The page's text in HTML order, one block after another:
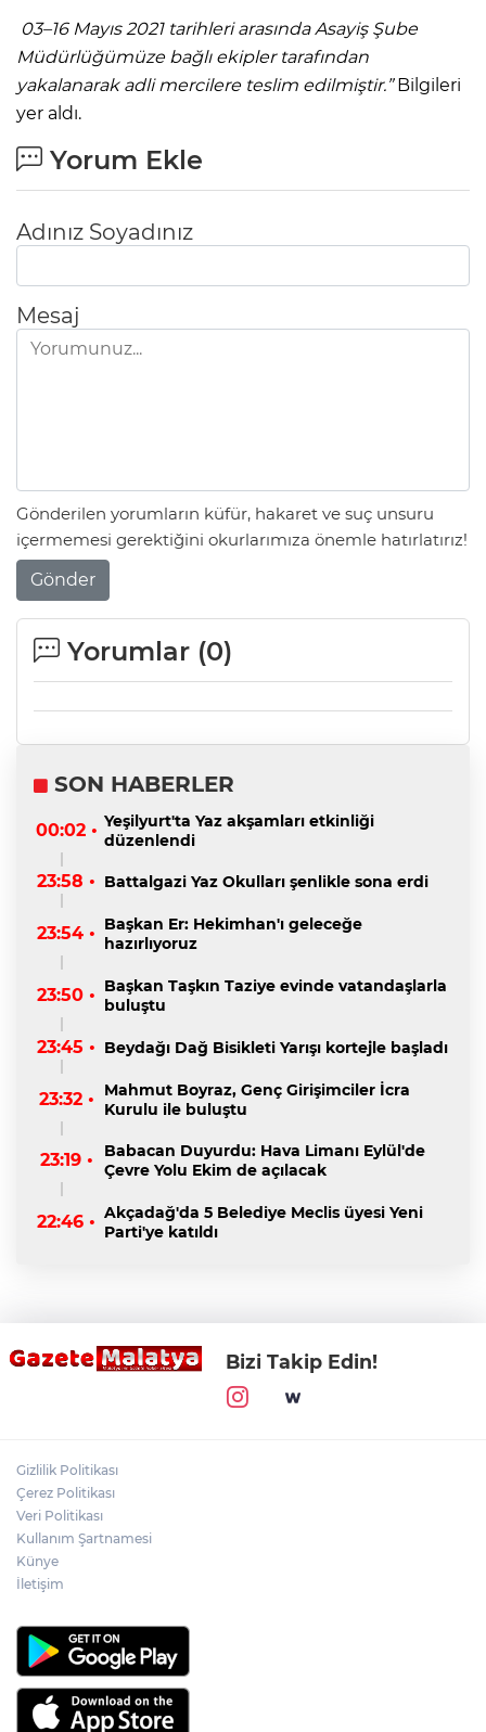
03–16 Mayıs 2021 tarihleri arasında Asayiş Şube
Müdürlüğümüze bağlı ekipler tarafından
yakalanarak adli mercilere teslim edilmiştir.”Bilgileri
yer aldı.
Yorum Ekle
Adınız Soyadınız
Mesaj
Gönderilen yorumların küfür, hakaret ve suç unsuru
içermemesi gerektiğini okurlarımıza önemle hatırlatırız!
Gönder
Yorumlar (0)
SON HABERLER
00:02 • Yeşilyurt'ta Yaz akşamları etkinliği
düzenlendi
23:58 • Battalgazi Yaz Okulları şenlikle sona erdi
23:54 • Başkan Er: Hekimhan'ı geleceğe
hazırlıyoruz
23:50 • Başkan Taşkın Taziye evinde vatandaşlarla
buluştu
23:45 • Beydağı Dağ Bisikleti Yarışı kortejle başladı
23:32 •
Mahmut Boyraz, Genç Girişimciler İcra
Kurulu ile buluştu
23:19 •
Babacan Duyurdu: Hava Limanı Eylül'de
Çevre Yolu Ekim de açılacak
22:46 • Akçadağ'da 5 Belediye Meclis üyesi Yeni
Parti'ye katıldı
Bizi Takip Edin!
Gizlilik Politikası
Çerez Politikası
Veri Politikası
Kullanım Şartnamesi
Künye
İletişim